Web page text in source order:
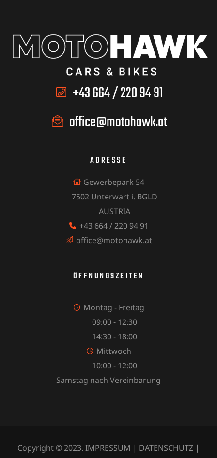
+43 664 / 220 94 91
office@motohawk.at
ADRESSE
Gewerbepark 54
7502 Unterwart i. BGLD
AUSTRIA
+43 664 / 220 94 91
office@motohawk.at
ÖFFNUNGSZEITEN
Montag - Freitag
09:00 - 12:30
14:30 - 18:00
Mittwoch
10:00 - 12:00
Samstag nach Vereinbarung
Copyright © 2023. IMPRESSUM | DATENSCHUTZ |